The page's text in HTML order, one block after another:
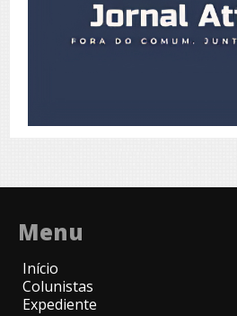
Menu
Início
Colunistas
Expediente